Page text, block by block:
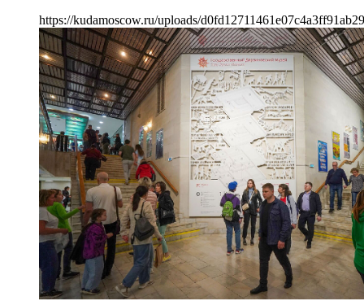
https://kudamoscow.ru/uploads/